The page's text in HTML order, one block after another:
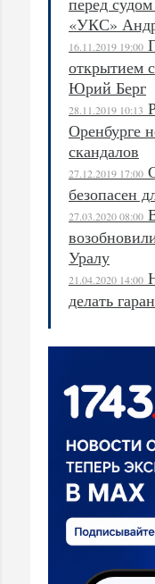
«УКС»
16.11.2019 19:00
открытием
Юрий Берг
28.11.2019 10:13
Оренбурге
скандалов
27.12.2019 17:00
безопасен
27.03.2020 08:00
Уралу
21.04.2020 14:00
делать